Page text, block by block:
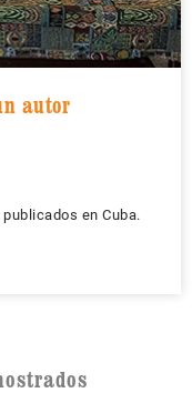
autor
en Cuba.